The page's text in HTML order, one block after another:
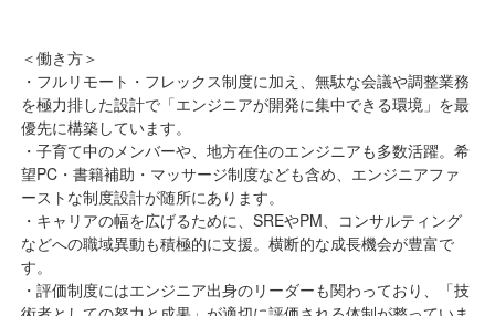
＜働き方＞
・フルリモート・フレックス制度に加え、無駄な会議や調整業務
を極力排した設計で「エンジニアが開発に集中できる環境」を最
優先に構築しています。
・子育て中のメンバーや、地方在住のエンジニアも多数活躍。希
望PC・書籍補助・マッサージ制度なども含め、エンジニアファ
ーストな制度設計が随所にあります。
・キャリアの幅を広げるために、SREやPM、コンサルティング
などへの職域異動も積極的に支援。横断的な成長機会が豊富で
す。
・評価制度にはエンジニア出身のリーダーも関わっており、「技